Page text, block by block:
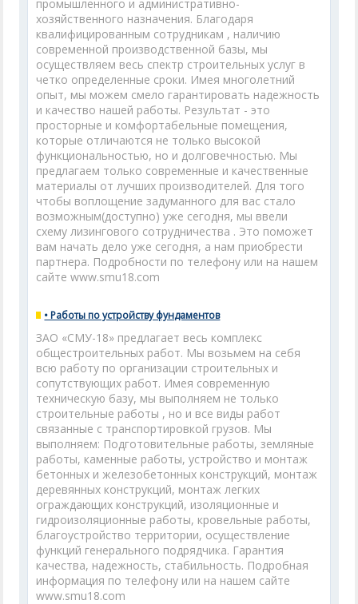
промышленного и административно-
хозяйственного назначения. Благодаря
квалифицированным сотрудникам , наличию
современной производственной базы, мы
осуществляем весь спектр строительных услуг в
четко определенные сроки. Имея многолетний
опыт, мы можем смело гарантировать надежность
и качество нашей работы. Результат - это
просторные и комфортабельные помещения,
которые отличаются не только высокой
функциональностью, но и долговечностью. Мы
предлагаем только современные и качественные
материалы от лучших производителей. Для того
чтобы воплощение задуманного для вас стало
возможным(доступно) уже сегодня, мы ввели
схему лизингового сотрудничества . Это поможет
вам начать дело уже сегодня, а нам приобрести
партнера. Подробности по телефону или на нашем
сайте www.smu18.com
• Работы по устройству фундаментов
ЗАО «СМУ-18» предлагает весь комплекс
общестроительных работ. Мы возьмем на себя
всю работу по организации строительных и
сопутствующих работ. Имея современную
техническую базу, мы выполняем не только
строительные работы , но и все виды работ
связанные с транспортировкой грузов. Мы
выполняем: Подготовительные работы, земляные
работы, каменные работы, устройство и монтаж
бетонных и железобетонных конструкций, монтаж
деревянных конструкций, монтаж легких
ограждающих конструкций, изоляционные и
гидроизоляционные работы, кровельные работы,
благоустройство территории, осуществление
функций генерального подрядчика. Гарантия
качества, надежность, стабильность. Подробная
информация по телефону или на нашем сайте
www.smu18.com